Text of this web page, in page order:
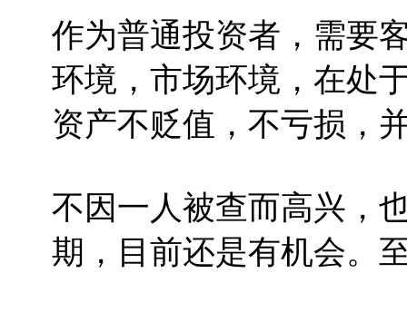
作为普通投资者，需要
环境，市场环境，在处
资产不贬值，不亏损，
不因一人被查而高兴，
期，目前还是有机会。